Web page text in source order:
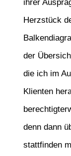
ihrer
Herzstück
der
die ich im
Klienten
denn dann
stattfinden